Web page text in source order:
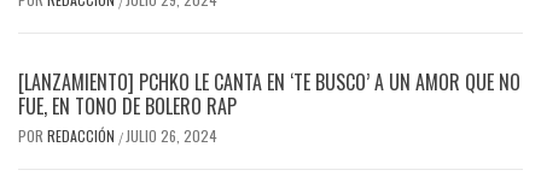
[LANZAMIENTO] PCHKO LE CANTA EN ‘TE BUSCO’ A UN AMOR QUE NO
FUE, EN TONO DE BOLERO RAP
POR REDACCIÓN /JULIO 26, 2024